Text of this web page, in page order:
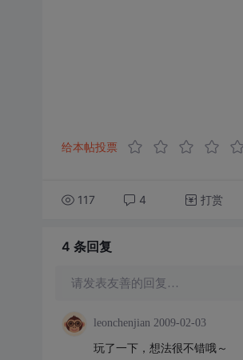
给本帖投票
117 4 打赏
4 条回复
请发表友善的回复…
leonchenjian 2009-02-03
玩了一下，想法很不错哦～